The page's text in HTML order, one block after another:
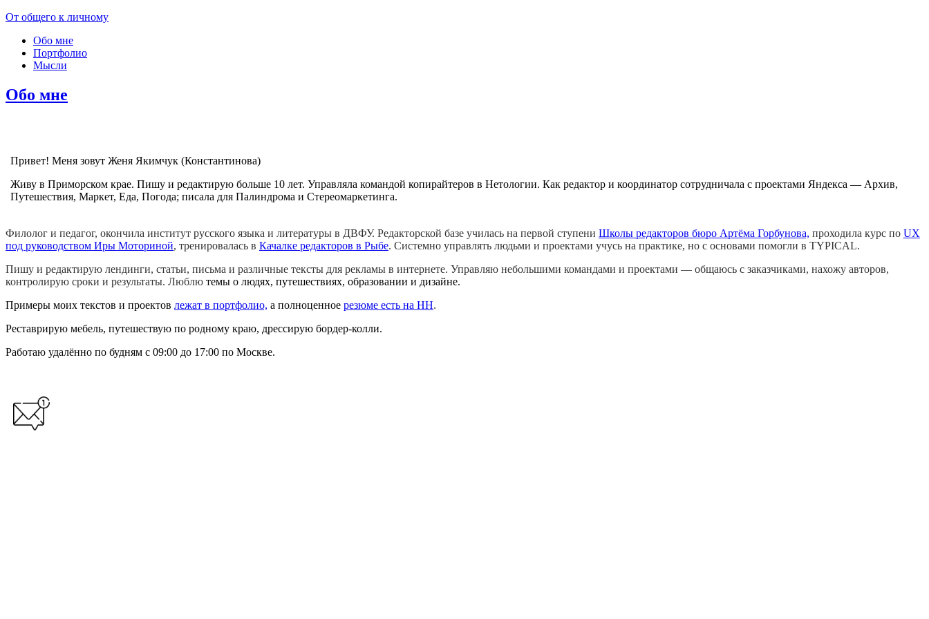
От общего к личному
Обо мне
Портфолио
Мысли
Обо мне
Привет! Меня зовут Женя Якимчук (Константинова)
Живу в Приморском крае. Пишу и редактирую больше 10 лет. Управляла командой копирайтеров в Нетологии. Как редактор и координатор сотрудничала с проектами Яндекса — Архив,
Путешествия, Маркет, Еда, Погода; писала для Палиндрома и Стереомаркетинга.
Филолог и педагог, окончила институт русского языка и литературы в ДВФУ. Редакторской базе училась на первой ступени Школы редакторов бюро Артёма Горбунова, проходила курс по UX
под руководством Иры Моториной, тренировалась в Качалке редакторов в Рыбе. Системно управлять людьми и проектами учусь на практике, но с основами помогли в TYPICAL.
Пишу и редактирую лендинги, статьи, письма и различные тексты для рекламы в интернете. Управляю небольшими командами и проектами — общаюсь с заказчиками, нахожу авторов,
контролирую сроки и результаты. Люблю темы о людях, путешествиях, образовании и дизайне.
Примеры моих текстов и проектов лежат в портфолио, а полноценное резюме есть на HH.
Реставрирую мебель, путешествую по родному краю, дрессирую бордер-колли.
Работаю удалённо по будням с 09:00 до 17:00 по Москве.